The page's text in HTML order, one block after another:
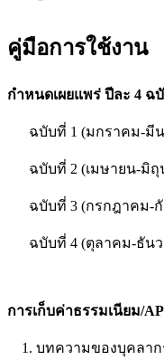
คู่มือการใช้งาน
กำหนดเผยแพร่ ปีละ 4 ฉ
ฉบับที่ 1 (มกราคม-มี
ฉบับที่ 2 (เมษายน-มิถุ
ฉบับที่ 3 (กรกฎาคม-กั
ฉบับที่ 4 (ตุลาคม-ธันว
การเก็บค่าธรรมเนียม/
1. บทความของบุคลาก